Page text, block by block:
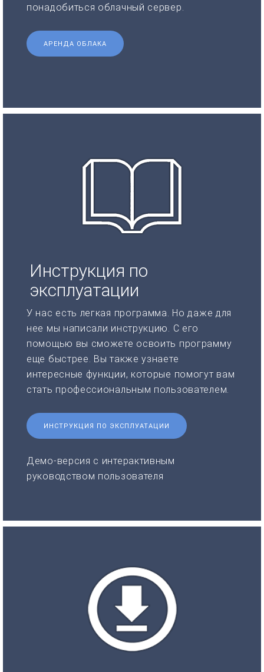
понадобиться облачный сервер.
АРЕНДА ОБЛАКА
Инструкция по
эксплуатации
У нас есть легкая программа. Но даже для
нее мы написали инструкцию. С его
помощью вы сможете освоить программу
еще быстрее. Вы также узнаете
интересные функции, которые помогут вам
стать профессиональным пользователем.
ИНСТРУКЦИЯ ПО ЭКСПЛУАТАЦИИ
Демо-версия с интерактивным
руководством пользователя